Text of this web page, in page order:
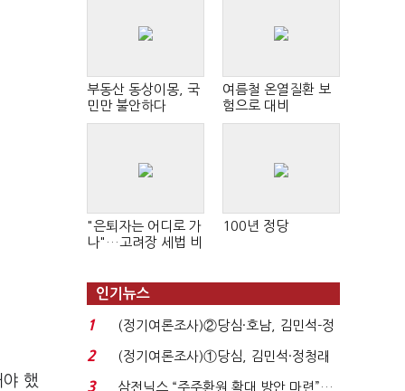
했
부동산 동상이몽, 국
민만 불안하다
여름철 온열질환 보
험으로 대비
"은퇴자는 어디로 가
나"…고려장 세법 비
100년 정당
인기뉴스
1
(정기여론조사)②당심·호남, 김민석-정
청래 '초접전'...
2
(정기여론조사)①당심, 김민석·정청래
'초접전'…대통령 ...
3
삼전닉스 “주주환원 확대 방안 마련”…